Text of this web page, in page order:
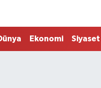
Ekonomi Siyaset